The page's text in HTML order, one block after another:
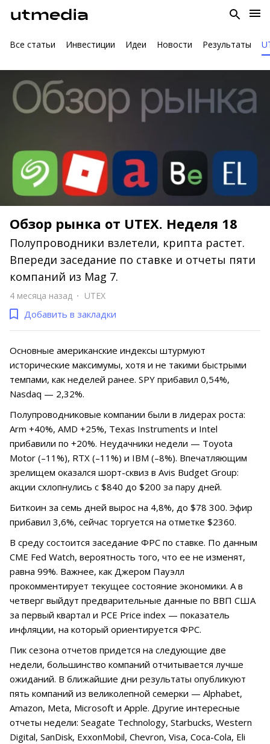
Все статьи Инвестиции Идеи Новости Результаты
Обзор рынка от UTEX. Неделя 18
Полупроводники взлетели, крипта растет.
Впереди заседание по ставке и отчеты пяти
компаний из Mag 7.
4 месяца назад UTEX
Добавить в закладки
Основные американские индексы штурмуют
исторические максимумы, хотя и не такими быстрыми
темпами, как неделей ранее. SPY прибавил 0,54%,
Nasdaq — 2,32%.
Полупроводниковые компании были в лидерах роста:
Arm +40%, AMD +25%, Texas Instruments и Intel
прибавили по +20%. Неудачники недели — Toyota
Motor (–11%), RTX (–11%) и IBM (–8%). Впечатляющим
зрелищем оказался шорт-сквиз в Avis Budget Group:
акции схлопнулись с $840 до $200 за пару дней.
Биткоин за семь дней вырос на 4,8%, до $78 300. Эфир
прибавил 3,6%, сейчас торгуется на отметке $2360.
В среду состоится заседание ФРС по ставке. По данным
CME Fed Watch, вероятность того, что ее не изменят,
равна 99%. Важнее, как Джером Пауэлл
прокомментирует текущее состояние экономики. А в
четверг выйдут предварительные данные по ВВП США
за первый квартал и PCE Price index — показатель
инфляции, на который ориентируется ФРС.
Пик сезона отчетов придется на следующие две
недели, большинство компаний отчитывается лучше
ожиданий. В ближайшие дни результаты опубликуют
пять компаний из великолепной семерки — Alphabet,
Amazon, Meta, Microsoft и Apple. Другие интересные
отчеты недели: Seagate Technology, Starbucks, Western
Digital, SanDisk, ExxonMobil, Chevron, Visa, Coca-Cola, Eli